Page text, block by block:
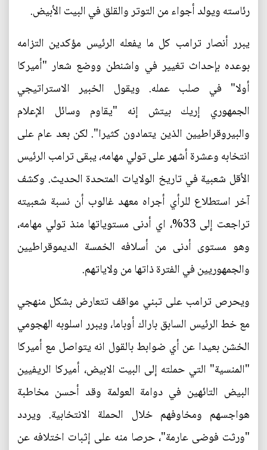
رئاسته ويولد أجواء من التوتر والقلق في البيت الأبيض.
يبرر أنصار ترامب كل ما يفعله الرئيس مؤكدين التزامه
بوعده بإحداث تغيير في واشنطن ووضع شعار "أميركا
أولا" في صلب عمله. ويقول الخبير الاستراتيجي
الجمهوري إريك بيتش إنه "يقاوم وسائل الإعلام
والبيروقراطيين الذين يتمادون كثيرا". لكن بعد عام على
انتخابه وعشرة أشهر على تولي مهامه، يبقى ترامب الرئيس
الأقل شعبية في تاريخ الولايات المتحدة الحديث. وكشف
آخر استطلاع للرأي أجراه معهد غالوب أن نسبة شعبيته
تراجعت إلى 33%، اي أدنى مستوياتها منذ تولي مهامه،
وهو مستوى أدنى من أسلافه الخمسة الديموقراطيين
والجمهوريين في الفترة ذاتها من ولاياتهم.
ويحرص ترامب على تبني مواقف تتعارض بشكل منهجي
مع خط الرئيس السابق باراك أوباما، ويبرر اسلوبه الهجومي
الخشن بعيدا عن أي ضوابط بالقول انه يتواصل مع أميركا
"المنسية" التي حملته إلى البيت الابيض، أميركا الريفيين
البيض التائهين في دوامة العولمة وقد أحسن مخاطبة
هواجسهم ومخاوفهم خلال الحملة الانتخابية. ويردد
"ورثت فوضى عارمة"، حرصا منه على إثبات اختلافه عن